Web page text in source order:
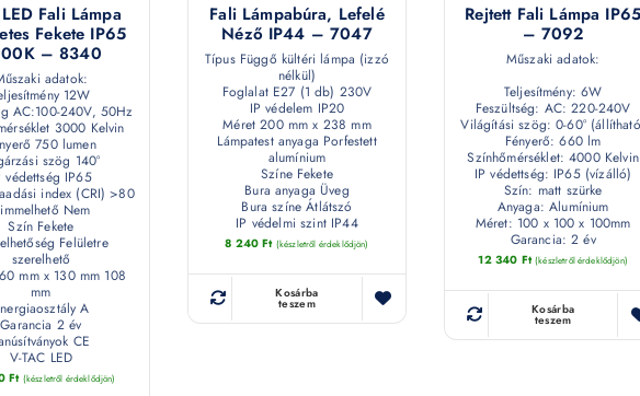
Fali Lámpa
Fekete IP65
– 8340
adatok:
12W
AC:100-240V, 50Hz
3000 Kelvin
750 lumen
szög 140°
védettség IP65
index (CRI) >80
Nem
Szín Fekete
Felületre
szerelhető
mm x 130 mm 108
mm
A
Garancia 2 év
CE
V-TAC LED
Ft (készletről érdeklődjön)
Fali Lámpabúra, Lefelé
Néző IP44 – 7047
Típus Függő kültéri lámpa (izzó
nélkül)
Foglalat E27 (1 db) 230V
IP védelem IP20
Méret 200 mm x 238 mm
Lámpatest anyaga Porfestett
alumínium
Színe Fekete
Bura anyaga Üveg
Bura színe Átlátszó
IP védelmi szint IP44
8 240Ft (készletről érdeklődjön)
Kosárba
teszem
Rejtett Fali Lámpa IP65
– 7092
Műszaki adatok:
Teljesítmény: 6W
Feszültség: AC: 220-240V
Világítási szög: 0-60°
Fényerő: 660 lm
Színhőmérséklet: 4000 Kelvin
IP védettség: IP65 (vízálló)
Szín: matt szürke
Anyaga: Alumínium
Méret: 100 x 100 x 100mm
Garancia: 2 év
12 340 Ft (készletről érdeklődjön)
Kosárba
teszem